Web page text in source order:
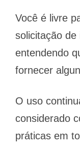
Você é livre
solicitação de
entendendo
fornecer
O uso
considerado
práticas em